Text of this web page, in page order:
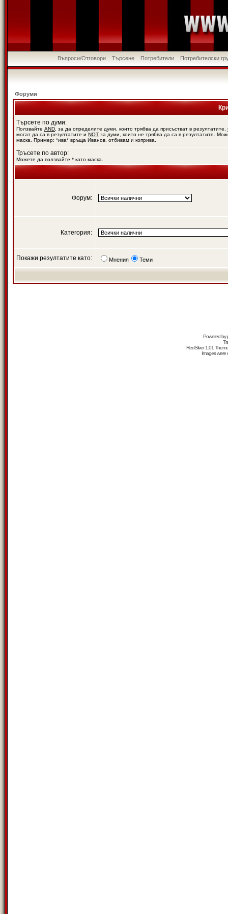
Въпроси/Отговори Търсене Потребители Потребителски
Форуми
Търсете по думи:
Ползвайте AND , за да определите думи, които трябва да присъстват в резултатите,
могат да са в резултатите и NOT за думи, които не трябва да са в резултатите.
маска. Пример: *ива* връща Иванов, отбивам и коприва.
Тръсете по автор:
Можете да ползвайте * като маска.
Форум:
Категория:
Покажи резултатите като: Мнения Теми
Powered by
RedSilver 1.01
Images were